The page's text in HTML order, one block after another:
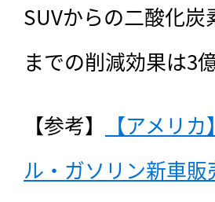
SUVからの二酸化
までの削減効果は3
【参考】
【アメリ
ル・ガソリン新車